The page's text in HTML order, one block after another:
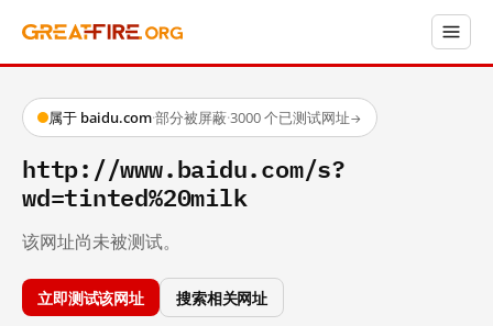
属于 baidu.com·部分被屏蔽·3000 个已测试网址→
http://www.baidu.com/s?
wd=tinted%20milk
该网址尚未被测试。
立即测试该网址 搜索相关网址